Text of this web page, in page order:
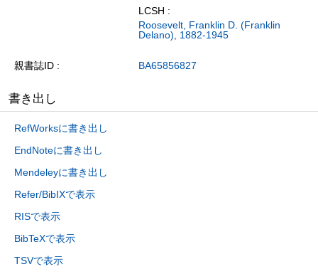
LCSH :
Roosevelt, Franklin D. (Franklin
Delano), 1882-1945
親書誌ID BA65856827
書き出し
RefWorksに書き出し
EndNoteに書き出し
Mendeleyに書き出し
Refer/BibIXで表示
RISで表示
BibTeXで表示
TSVで表示